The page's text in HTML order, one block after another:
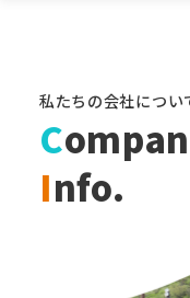
私たちの会社につい
C
Info.